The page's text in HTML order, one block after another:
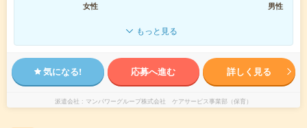
女性
男性
もっと見る
気になる! 応募へ進む 詳しく見る
派遣会社 マンパワーグループ株式会社 ケアサービス事業部（保育）